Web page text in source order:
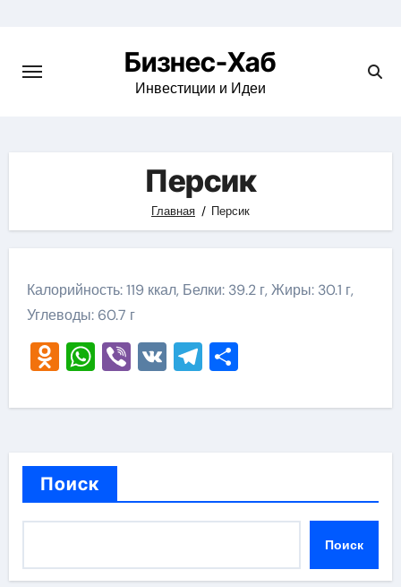
content
Бизнес-Хаб
Инвестиции и Идеи
Персик
Главная Персик
Калорийность: 119 ккал, Белки: 39.2 г, Жиры: 30.1 г,
Углеводы: 60.7 г
Odnoklassniki
WhatsApp
Viber
VKTelegram
Отправить
Поиск
Поиск